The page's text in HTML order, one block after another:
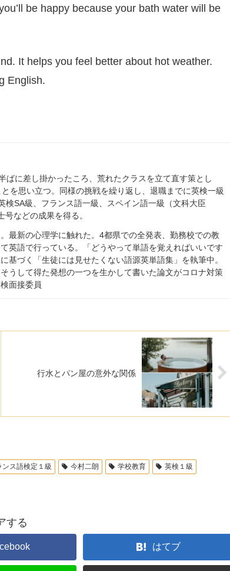
be happy because your bath water will be
It helps you feel better about hot weather.
English.
ばに差し掛かったころ、荒れたクラスを立て直す策とし
を思い立つ。同様の挑戦を繰り返し、退職までに英検一級
検SA級、フランス語一級、スペイン語一級（文科大臣
などの成果を得る。
最新の心理学に触れた。 4都県での全発表、勤務校での教
英語で行っている。「どうやって単語を覚えればいいです
づく「生徒には見せたくない語源英単語集」を執筆中。
うして得た発想の一つを生かして書いた論文がコロナ対策
面接委員
行水とパン屋の意外な関係
ンス語検定１級 今村二朗 学校教育 英検１級
する
はてブ